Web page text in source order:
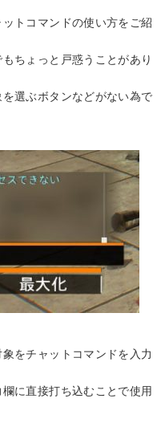
トコマンドの使い方をご紹
ちょっと戸惑うことがあり
選ぶボタンなどがない為で
をチャットコマンドを入力
に直接打ち込むことで使用